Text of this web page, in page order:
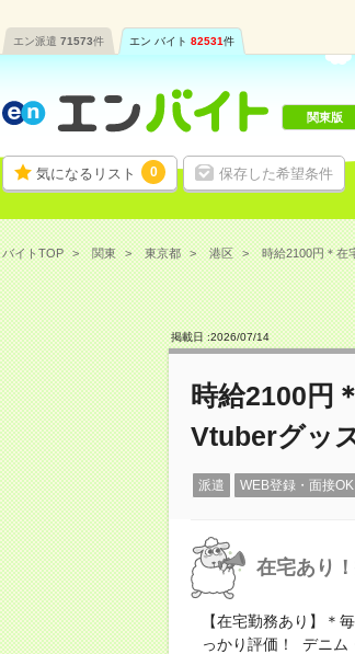
エン派遣 71573件 エン バイト 82531件
気になるリスト 0 保存した希望条件
関東版
バイトTOP 関東 東京都 港区 時給2100円＊在
掲載日 :2026/07/14
時給2100円
Vtuberグッ
派遣 WEB登録・面接OK
在宅あり
【在宅勤務あり】＊
っかり評価！ デニム